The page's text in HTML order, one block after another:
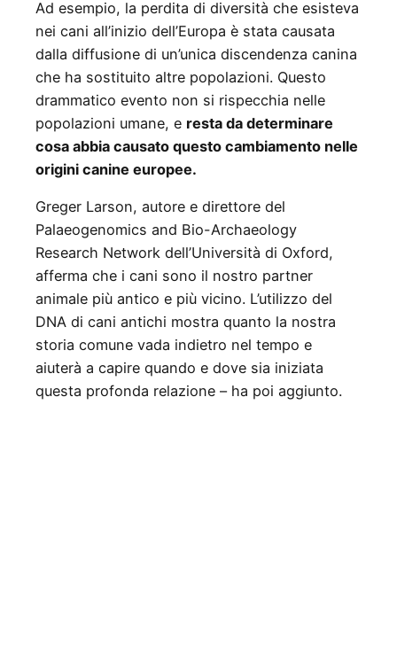
Ad esempio, la perdita di diversità che esisteva
nei cani all’inizio dell’Europa è stata causata
dalla diffusione di un’unica discendenza canina
che ha sostituito altre popolazioni. Questo
drammatico evento non si rispecchia nelle
popolazioni umane, e resta da determinare
cosa abbia causato questo cambiamento nelle
origini canine europee.
Greger Larson, autore e direttore del
Palaeogenomics and Bio-Archaeology
Research Network dell’Università di Oxford,
afferma che i cani sono il nostro partner
animale più antico e più vicino. L’utilizzo del
DNA di cani antichi mostra quanto la nostra
storia comune vada indietro nel tempo e
aiuterà a capire quando e dove sia iniziata
questa profonda relazione – ha poi aggiunto.